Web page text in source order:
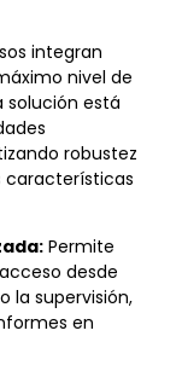
integran
nivel de
solución está
robustez
características
Permite
desde
la supervisión,
en